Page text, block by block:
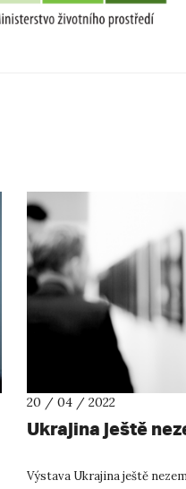
20 / 04 / 2022
Ukrajina ještě
Výstava Ukrajina ještě